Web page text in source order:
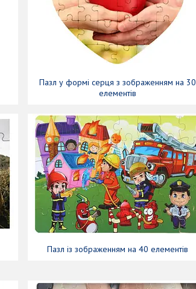
Пазл у формі серця з зображенням на 30
елементів
Пазл із зображенням на 40 елементів